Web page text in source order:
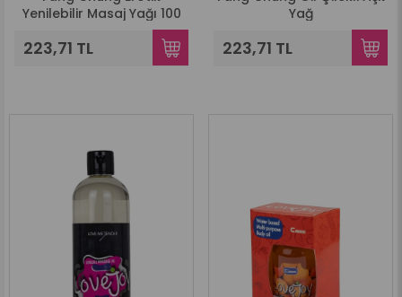
Yenilebilir Masaj Yağı 100
Ml - Fantezi Vişne
223,71 TL
Yağ
223,71 TL